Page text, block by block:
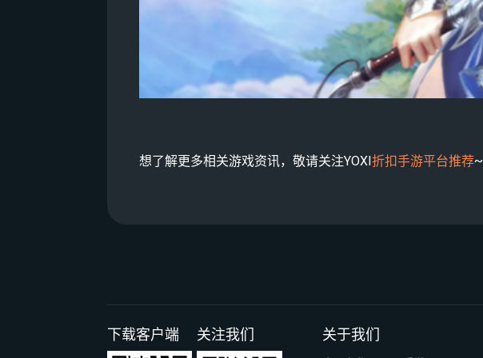
想了解更多相关游戏资讯，敬请关注YOXI折扣手游平台推荐~
下载客户端 关注我们 关于我们